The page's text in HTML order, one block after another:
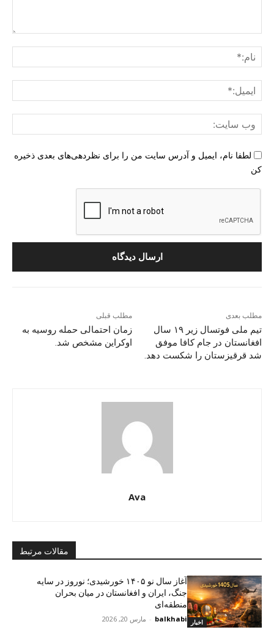
لطفا نام، ایمیل و آدرس سایت من را برای نظردهی‌های بعدی ذخیره
کن
مطلب قبلی
زمان احتمالی حمله روسیه به
اوکراین مشخص شد.
مطلب بعدی
تیم ملی فوتسال زیر ۱۹ سال
افغانستان در جام کافا موفق
شد قرقیزستان را شکست دهد.
Ava
مقالات مرتبط
اخبار
آغاز سال نو ۱۴۰۵ خورشیدی؛ نوروز در سایه
جنگ، ایران و افغانستان در میان بحران
منطقه‌ای
balkhabi
- مارس 20, 2026